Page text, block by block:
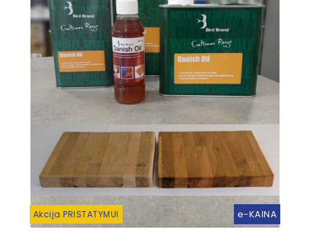
Akcija PRISTATYMUI e-KAINA